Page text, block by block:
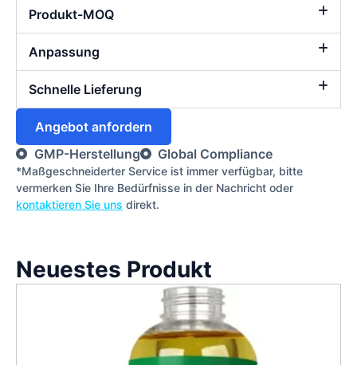
Produkt-MOQ
Anpassung
Schnelle Lieferung
Angebot anfordern
GMP-Herstellung
Global Compliance
*Maßgeschneiderter Service ist immer verfügbar, bitte
vermerken Sie Ihre Bedürfnisse in der Nachricht oder
kontaktieren Sie uns direkt.
Neuestes Produkt